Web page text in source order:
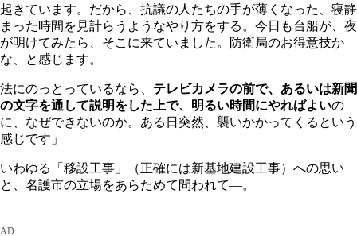
起きています。だから、抗議の人たちの手が薄くなった、寝静
まった時間を見計らうようなやり方をする。今日も台船が、夜
が明けてみたら、そこに来ていました。防衛局のお得意技か
な、と感じます。
法にのっとっているなら、 テレビカメラの前で、あるいは新聞
の文字を通して説明をした上で、明るい時間にやればよいの
に、なぜできないのか。ある日突然、襲いかかってくるという
感じです」
いわゆる「移設工事」（正確には新基地建設工事）への思い
と、名護市の立場をあらためて問われて―。